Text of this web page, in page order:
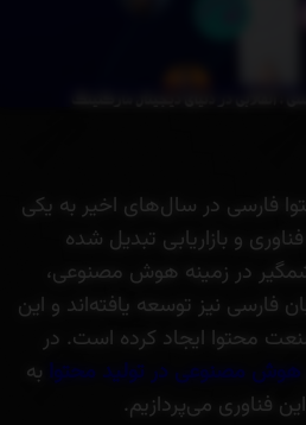
فارسی در سال‌های اخیر به یکی
و بازاریابی تبدیل شده
در زمینه هوش مصنوعی،
فارسی نیز توسعه یافته‌اند و این
محتوا ایجاد کرده است. در
هوش مصنوعی در تولید محتوا به
فناوری می‌پردازیم.